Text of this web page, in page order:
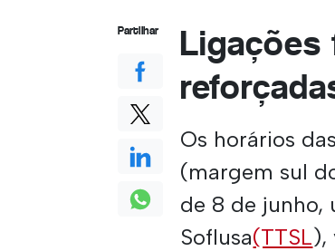
Ligações
Os horários
(margem sul
de 8 de junho,
Soflusa(TTSL),
Partilhar